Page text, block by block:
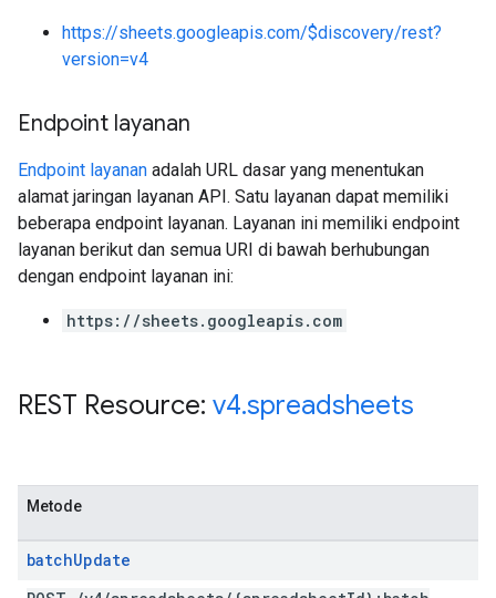
https://sheets.googleapis.com/$discovery/rest?
version=v4
Endpoint layanan
Endpoint layanan adalah URL dasar yang menentukan
alamat jaringan layanan API. Satu layanan dapat memiliki
beberapa endpoint layanan. Layanan ini memiliki endpoint
layanan berikut dan semua URI di bawah berhubungan
dengan endpoint layanan ini:
https://sheets.googleapis.com
REST Resource: v4.spreadsheets
Metode
batchUpdate